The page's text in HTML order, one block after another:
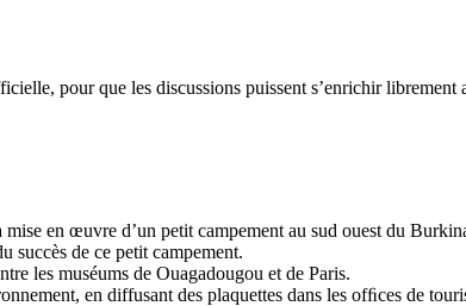
pour que les discussions puissent s’enrichir librement
mise en œuvre d’un petit campement au sud ouest du
succès de ce petit campement.
les muséums de Ouagadougou et de Paris.
en diffusant des plaquettes dans les ofﬁces de